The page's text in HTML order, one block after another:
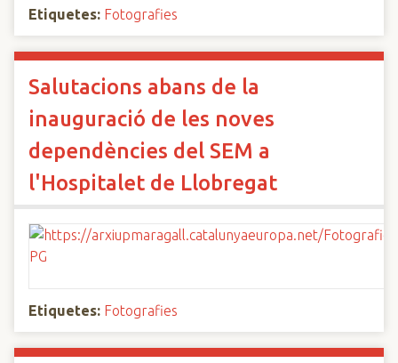
Etiquetes: Fotografies
Salutacions abans de la
inauguració de les noves
dependències del SEM a
l'Hospitalet de Llobregat
Etiquetes: Fotografies